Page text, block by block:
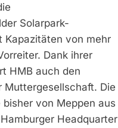
Solarpark-
Kapazitäten von mehr
Dank ihrer
HMB auch den
Muttergesellschaft. Die
von Meppen aus
Headquarter